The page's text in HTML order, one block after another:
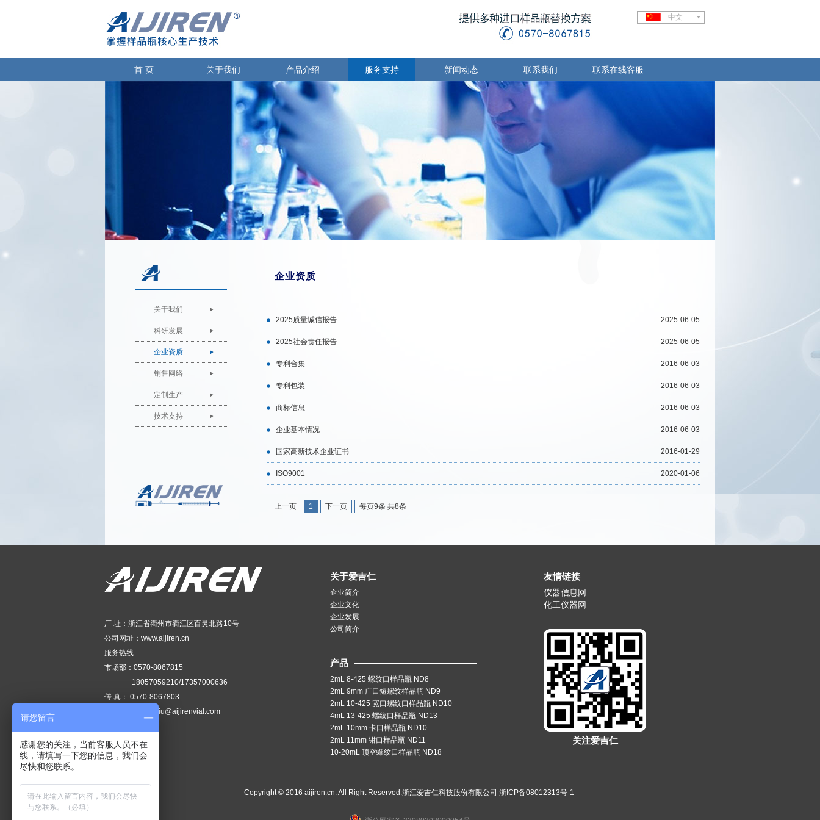
中文
首 页 关于我们 产品介绍 服务支持 新闻动态 联系我们 联系在线客服
关于我们
科研发展
企业资质
销售网络
定制生产
技术支持
企业资质
2025质量诚信报告 2025-06-05
2025社会责任报告 2025-06-05
专利合集 2016-06-03
专利包装 2016-06-03
商标信息 2016-06-03
企业基本情况 2016-06-03
国家高新技术企业证书 2016-01-29
ISO9001 2020-01-06
上一页 1 下一页 每页9条 共8条
厂 址：浙江省衢州市衢江区百灵北路10号
公司网址： www.aijiren.cn
服务热线 ————————————
市场部： 0570-8067815
18057059210/17357000636
传 真： 0570-8067803
sharrile.liu@aijirenvial.com
关于爱吉仁
企业简介
企业文化
企业发展
公司简介
产品
2mL 8-425 螺纹口样品瓶 ND8
2mL 9mm 广口短螺纹样品瓶 ND9
2mL 10-425 宽口螺纹口样品瓶 ND10
4mL 13-425 螺纹口样品瓶 ND13
2mL 10mm 卡口样品瓶 ND10
2mL 11mm 钳口样品瓶 ND11
10-20mL 顶空螺纹口样品瓶 ND18
友情链接
仪器信息网
化工仪器网
关注爱吉仁
Copyright © 2016 aijiren.cn. All Right Reserved.浙江爱吉仁科技股份有限公司 浙ICP备08012313号-1
请您留言
感谢您的关注，当前客服人员不在
线，请填写一下您的信息，我们会
尽快和您联系。